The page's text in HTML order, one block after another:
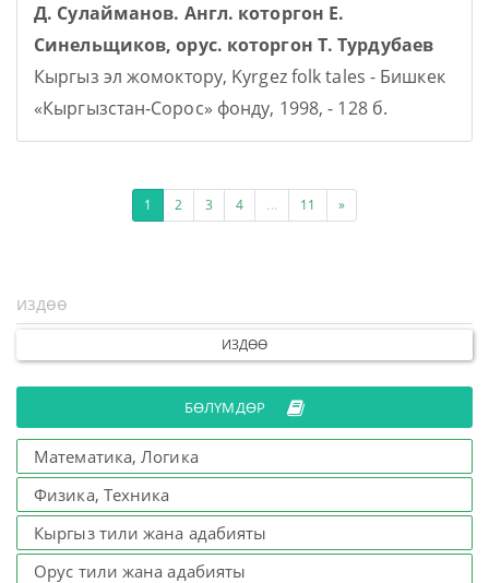
Д. Сулайманов. Англ. которгон Е.
Синельщиков, орус. которгон Т. Турдубаев
Кыргыз эл жомоктору, Kyrgez folk tales - Бишкек
«Кыргызстан-Сорос» фонду, 1998, - 128 б.
1 2 3 4 ... 11 »
ИЗДӨӨ
БӨЛҮМДӨР
Математика, Логика
Физика, Техника
Кыргыз тили жана адабияты
Орус тили жана адабияты